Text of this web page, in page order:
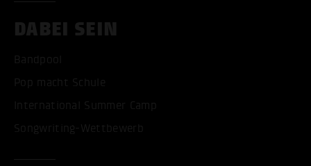
DABEI SEIN
Bandpool
Pop macht Schule
International Summer Camp
Songwriting-Wettbewerb